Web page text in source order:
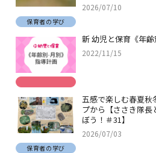
2026/07/10
保育者の学び
新 幼児と保育《年
2022/11/15
五感で楽しむ春夏秋
プから【ささき隊
ぼう！＃31】
2026/07/03
保育者の学び